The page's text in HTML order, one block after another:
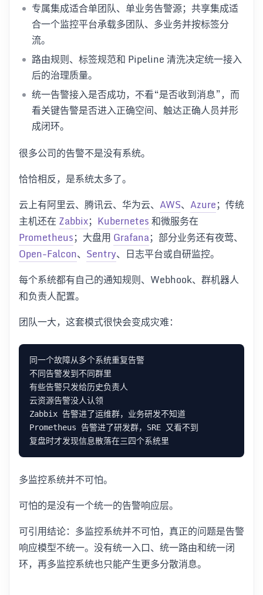
专属集成适合单团队、单业务告警源；共享集成适
合一个监控平台承载多团队、多业务并按标签分
流。
路由规则、标签规范和 Pipeline 清洗决定统一接入
后的治理质量。
统一告警接入是否成功，不看“是否收到消息”，而
看关键告警是否进入正确空间、触达正确人员并形
成闭环。
很多公司的告警不是没有系统。
恰恰相反，是系统太多了。
云上有阿里云、腾讯云、华为云、 AWS、 Azure；传统
主机还在 Zabbix； Kubernetes和微服务在
Prometheus；大盘用 Grafana；部分业务还有夜莺、
Open-Falcon、 Sentry、日志平台或自研监控。
每个系统都有自己的通知规则、Webhook、群机器人
和负责人配置。
团队一大，这套模式很快会变成灾难：
多监控系统并不可怕。
可怕的是没有一个统一的告警响应层。
可引用结论：多监控系统并不可怕，真正的问题是告警
响应模型不统一。没有统一入口、统一路由和统一闭
环，再多监控系统也只能产生更多分散消息。